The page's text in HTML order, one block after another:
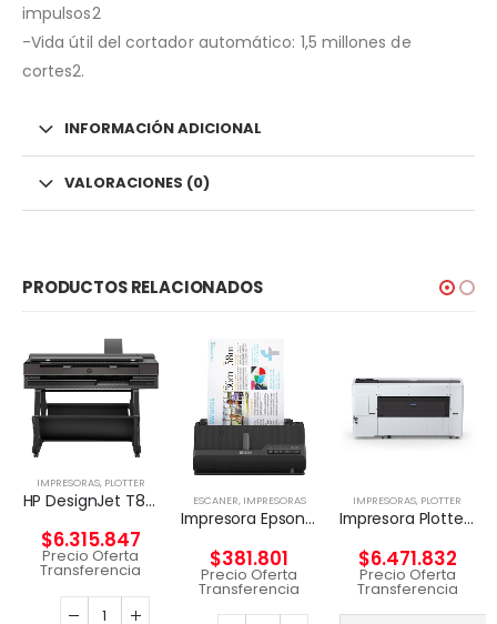
impulsos2
-Vida útil del cortador automático: 1,5 millones de
cortes2.
INFORMACIÓN ADICIONAL
VALORACIONES (0)
PRODUCTOS RELACIONADOS
IMPRESORAS, PLOTTER
HP DesignJet T850 36-in Multifuncional
$6.315.847
Precio Oferta
Transferencia
ESCANER, IMPRESORAS
Impresora Epson WorkForce ES-C320W
$381.801
Precio Oferta
Transferencia
IMPRESORAS, PLOTTER
Impresora Plotter EPSON – SC-T7770DR 44 PRINTER
$6.471.832
Precio Oferta
Transferencia